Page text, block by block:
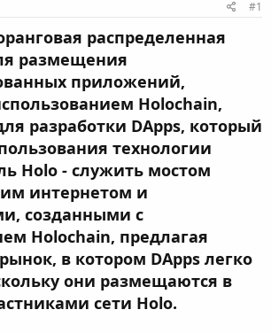
#1
распределенная
размещения
приложений,
Holochain,
разработки DApps, который
технологии
Holo - служить мостом
интернетом и
созданными с
Holochain, предлагая
в котором DApps легко
они размещаются в
сети Holo.